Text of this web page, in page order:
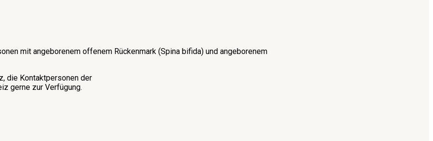
mit angeborenem offenem Rückenmark (Spina bifida) und angeborenem
die Kontaktpersonen der
gerne zur Verfügung.